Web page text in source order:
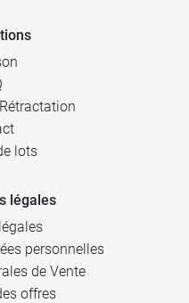
lots
légales
personnelles
de Vente
offres